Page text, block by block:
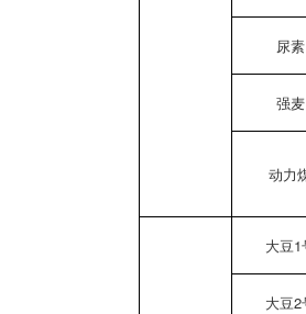
尿素
强麦
动力
大豆1
大豆2